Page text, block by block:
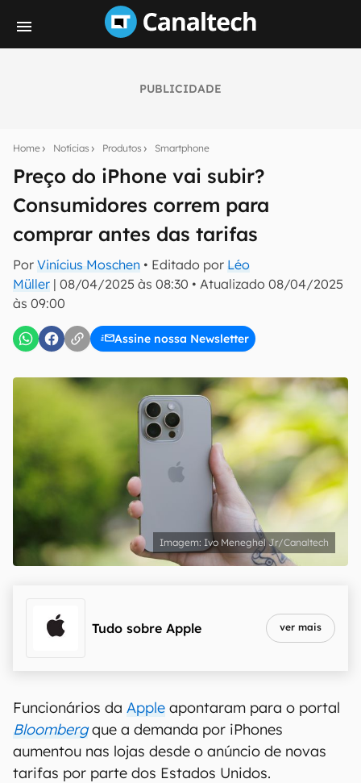
PUBLICIDADE
Home Notícias Produtos Smartphone
Preço do iPhone vai subir?
Consumidores correm para
comprar antes das tarifas
Por Vinícius Moschen • Editado por Léo
Müller | 08/04/2025 às 08:30 • Atualizado 08/04/2025
às 09:00
Assine nossa Newsletter
notícias e reviews sobre tecnologia em primeira
E-mail
inscreva-se
Uso e Política de Privacidade do Canaltech.
Ivo Meneghel Jr/Canaltech
Tudo sobre Apple ver mais
Funcionários da Apple apontaram para o portal
Bloombergque a demanda por iPhones
aumentou nas lojas desde o anúncio de novas
tarifas por parte dos Estados Unidos.